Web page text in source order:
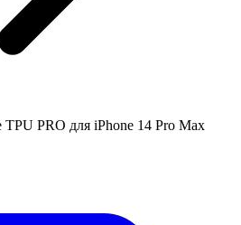
PRO для iPhone 14 Pro Max